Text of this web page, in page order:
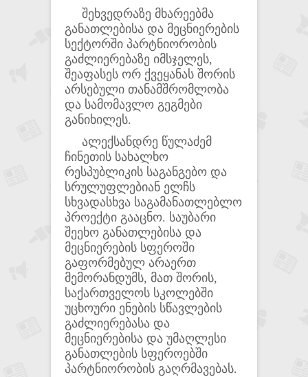
შეხვედრაზე მხარეებმა
განათლებისა და მეცნიერების
სექტორში პარტნიორობის
გაძლიერებაზე იმსჯელეს,
შეაფასეს ორ ქვეყანას შორის
არსებული თანამშრომლობა
და სამომავლო გეგმები
განიხილეს.
ალექსანდრე წულაძემ
ჩინეთის სახალხო
რესპუბლიკის საგანგებო და
სრულუფლებიან ელჩს
სხვადასხვა საგამანათლებლო
პროექტი გააცნო. საუბარი
შეეხო განათლებისა და
მეცნიერების სფეროში
გაფორმებულ არაერთ
მემორანდუმს, მათ შორის,
საქართველოს სკოლებში
უცხოური ენების სწავლების
გაძლიერებასა და
მეცნიერებისა და უმაღლესი
განათლების სფეროებში
პარტნიორობის გაღრმავებას.